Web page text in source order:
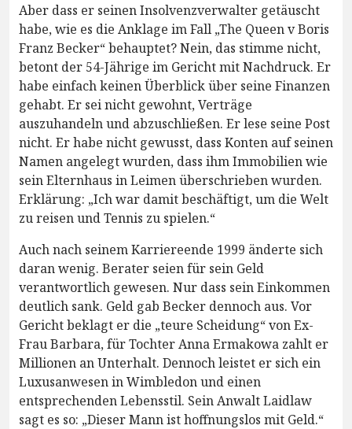
Aber dass er seinen Insolvenzverwalter getäuscht
habe, wie es die Anklage im Fall „The Queen v Boris
Franz Becker“ behauptet? Nein, das stimme nicht,
betont der 54-Jährige im Gericht mit Nachdruck. Er
habe einfach keinen Überblick über seine Finanzen
gehabt. Er sei nicht gewohnt, Verträge
auszuhandeln und abzuschließen. Er lese seine Post
nicht. Er habe nicht gewusst, dass Konten auf seinen
Namen angelegt wurden, dass ihm Immobilien wie
sein Elternhaus in Leimen überschrieben wurden.
Erklärung: „Ich war damit beschäftigt, um die Welt
zu reisen und Tennis zu spielen.“
Auch nach seinem Karriereende 1999 änderte sich
daran wenig. Berater seien für sein Geld
verantwortlich gewesen. Nur dass sein Einkommen
deutlich sank. Geld gab Becker dennoch aus. Vor
Gericht beklagt er die „teure Scheidung“ von Ex-
Frau Barbara, für Tochter Anna Ermakowa zahlt er
Millionen an Unterhalt. Dennoch leistet er sich ein
Luxusanwesen in Wimbledon und einen
entsprechenden Lebensstil. Sein Anwalt Laidlaw
sagt es so: „Dieser Mann ist hoffnungslos mit Geld.“